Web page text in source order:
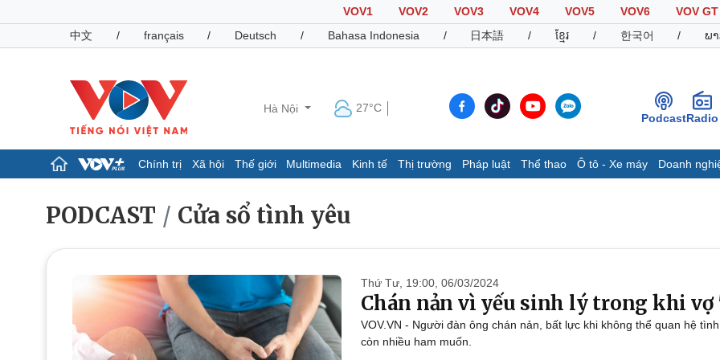
VOV1 VOV2 VOV3 VOV4 VOV5 VOV6
VOV GT
中文
/ français / Deutsch / Bahasa Indonesia / 日本語 / ខ្មែរ / 한국어 / ພ
Hà Nội 27°C
PodcastRadio
Chính trị Xã hội Thế giới Multimedia Kinh tế Thị trường Pháp luật Thể thao Ô tô - Xe máy Doanh
Đảng
Quốc hội
Tin 24h
Giáo dục
Việc làm
Biển đảo
Hồ sơ
E-Magazine
Pháp luật
Vụ án
Quân sự - Quốc phòng
Vũ khí
Thể thao
Ô tô - Xe máy
PODCAST Cửa sổ tình yêu
Thứ Tư, 19:00, 06/03/2024
Chán nản vì yếu sinh lý trong khi
VOV.VN - Người đàn ông chán nản, bất lực khi không thể quan hệ
còn nhiều ham muốn.